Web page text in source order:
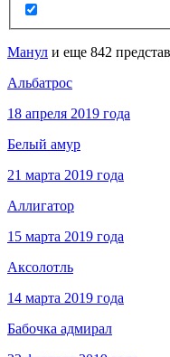
Манул и еще 842
Альбатрос
18 апреля 2019 года
Белый амур
21 марта 2019 года
Аллигатор
15 марта 2019 года
Аксолотль
14 марта 2019 года
Бабочка адмирал